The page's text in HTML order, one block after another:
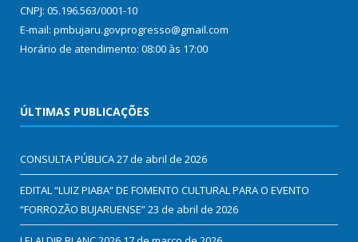
CNPJ: 05.196.563/0001-10
E-mail: pmbujaru.govprogresso@gmail.com
Horário de atendimento: 08:00 às 17:00
ÚLTIMAS PUBLICAÇÕES
CONSULTA PÚBLICA27 de abril de 2026
EDITAL “LUIZ PIABA” DE FOMENTO CULTURAL PARA O EVENTO
“FORROZÃO BUJARUENSE”23 de abril de 2026